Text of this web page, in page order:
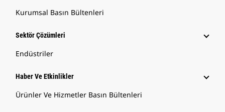
Kurumsal Basın Bültenleri
Sektör Çözümleri
Endüstriler
Haber Ve Etkinlikler
Ürünler Ve Hizmetler Basın Bültenleri